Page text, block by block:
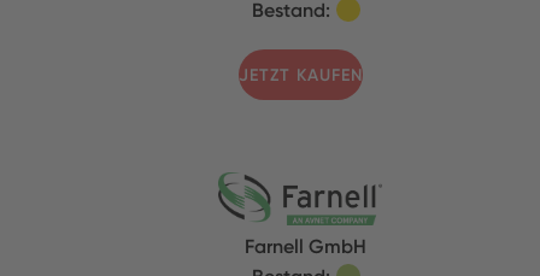
Bestand:
JETZT KAUFEN
Farnell GmbH